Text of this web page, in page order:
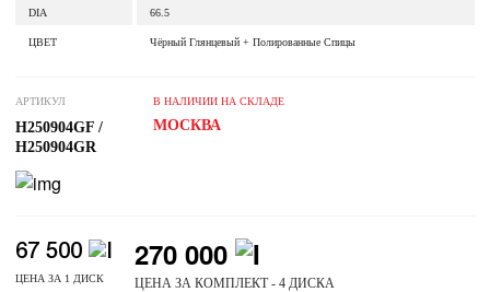
DIA 66.5
ЦВЕТ Чёрный Глянцевый + Полированные Спицы
АРТИКУЛ
H250904GF /
H250904GR
В НАЛИЧИИ НА СКЛАДЕ
МОСКВА
67 500
ЦЕНА ЗА 1 ДИСК
270 000
ЦЕНА ЗА КОМПЛЕКТ - 4 ДИСКА